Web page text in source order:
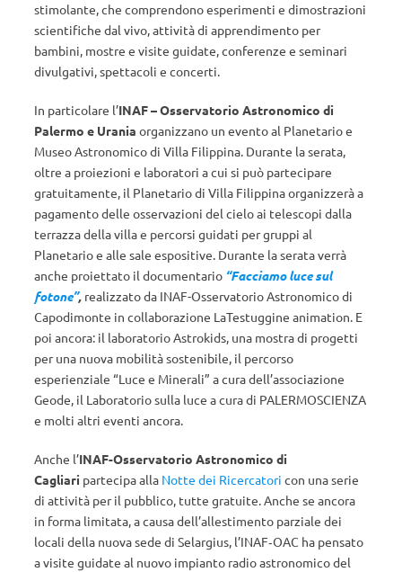
stimolante, che comprendono esperimenti e dimostrazioni
scientifiche dal vivo, attività di apprendimento per
bambini, mostre e visite guidate, conferenze e seminari
divulgativi, spettacoli e concerti.
In particolare l’INAF – Osservatorio Astronomico di
Palermo e Urania organizzano un evento al Planetario e
Museo Astronomico di Villa Filippina. Durante la serata,
oltre a proiezioni e laboratori a cui si può partecipare
gratuitamente, il Planetario di Villa Filippina organizzerà a
pagamento delle osservazioni del cielo ai telescopi dalla
terrazza della villa e percorsi guidati per gruppi al
Planetario e alle sale espositive. Durante la serata verrà
anche proiettato il documentario “Facciamo luce sul
fotone”, realizzato da INAF-Osservatorio Astronomico di
Capodimonte in collaborazione LaTestuggine animation. E
poi ancora: il laboratorio Astrokids, una mostra di progetti
per una nuova mobilità sostenibile, il percorso
esperienziale “Luce e Minerali” a cura dell’associazione
Geode, il Laboratorio sulla luce a cura di PALERMOSCIENZA
e molti altri eventi ancora.
Anche l’INAF-Osservatorio Astronomico di
Cagliari partecipa alla Notte dei Ricercatori con una serie
di attività per il pubblico, tutte gratuite. Anche se ancora
in forma limitata, a causa dell’allestimento parziale dei
locali della nuova sede di Selargius, l’INAF‐OAC ha pensato
a visite guidate al nuovo impianto radio astronomico del